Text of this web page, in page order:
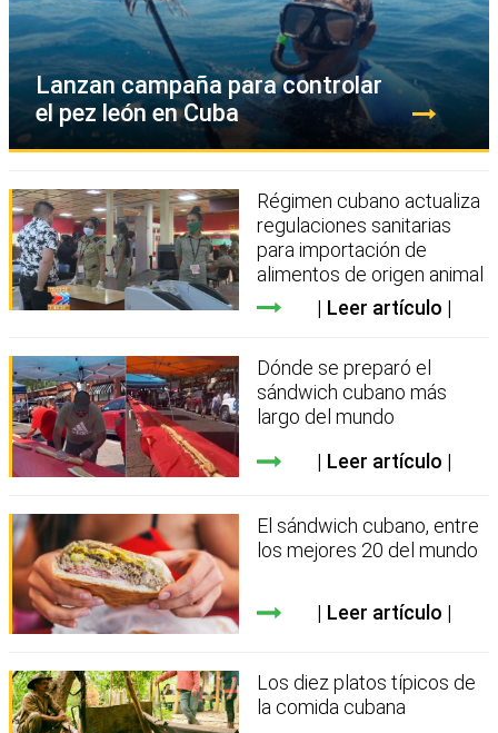
Lanzan campaña para controlar
el pez león en Cuba
Régimen cubano actualiza
regulaciones sanitarias
para importación de
alimentos de origen animal
Leer artículo
Dónde se preparó el
sándwich cubano más
largo del mundo
Leer artículo
El sándwich cubano, entre
los mejores 20 del mundo
Leer artículo
Los diez platos típicos de
la comida cubana